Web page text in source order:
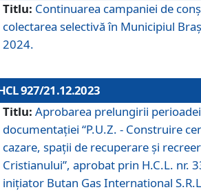
Titlu: Continuarea campaniei de
colectarea selectivă în Municipiul
2024.
927/21.12.2023
Titlu: Aprobarea prelungirii
documentaţiei “P.U.Z. - Construire
cazare, spații de recuperare și
Cristianului”, aprobat prin H.C.L. nr.
inițiator Butan Gas International